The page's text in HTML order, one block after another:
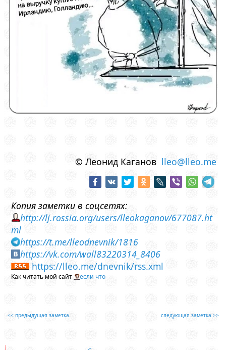
© Леонид Каганов lleo@lleo.me
Копия заметки в соцсетях:
http://lj.rossia.org/users/lleokaganov/677087.ht
ml
https://t.me/lleodnevnik/1816
https://vk.com/wall83220314_8406
https://lleo.me/dnevnik/rss.xml
Как читать мой сайт если что
<< предыдущая заметка следующая заметка >>